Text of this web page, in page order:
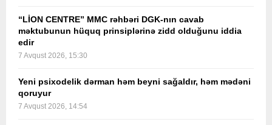
“LİON CENTRE” MMC rəhbəri DGK-nın cavab
məktubunun hüquq prinsiplərinə zidd olduğunu iddia
edir
7 Avqust 2026, 15:30
Yeni psixodelik dərman həm beyni sağaldır, həm mədəni
qoruyur
7 Avqust 2026, 14:54